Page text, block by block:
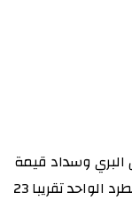
وسداد قيمة
الشحن أثناء استلام البضاعة قيمة الشحن الطرد الواحد تقريبا 23